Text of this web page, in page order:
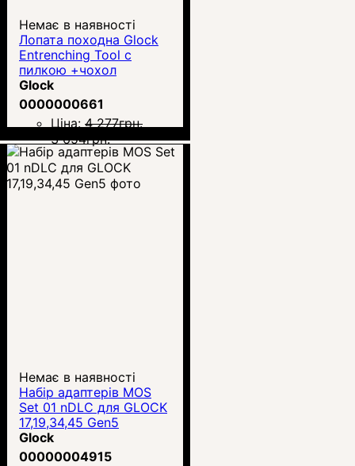
Немає в наявності
Лопата походна Glock
Entrenching Tool с
пилкою +чохол
Glock
0000000661
Ціна: 4 277грн.
3 654грн.
Немає в наявності
Набір адаптерів MOS
Set 01 nDLC для GLOCK
17,19,34,45 Gen5
Glock
00000004915